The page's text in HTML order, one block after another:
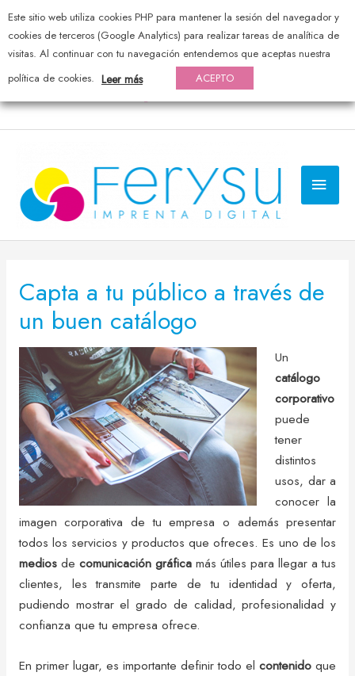
976 44 20 25 — pedidos@ferysu.com
Capta a tu público a través de
un buen catálogo
Un
catálogo
corporativo
puede
tener
distintos
usos, dar a
conocer la
imagen corporativa de tu empresa o además presentar
todos los servicios y productos que ofreces. Es uno de los
mediosde comunicación gráficamás útiles para llegar a tus
clientes, les transmite parte de tu identidad y oferta,
pudiendo mostrar el grado de calidad, profesionalidad y
confianza que tu empresa ofrece.
En primer lugar, es importante definir todo elcontenido que
Este sitio web utiliza cookies PHP para mantener la sesión del navegador y
cookies de terceros (Google Analytics) para realizar tareas de analítica de
visitas. Al continuar con tu navegación entendemos que aceptas nuestra
política de cookies. Leer más ACEPTO